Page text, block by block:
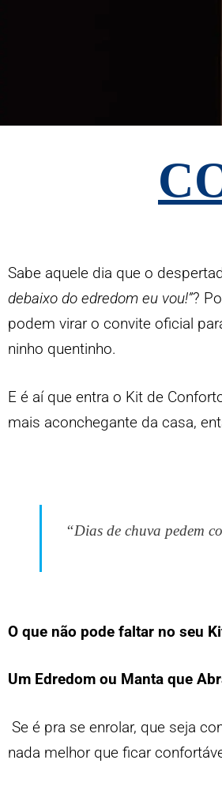
Sabe aquele dia que o
debaixo do edredom eu vou!”?
podem virar o convite oficial
ninho quentinho.
E é aí que entra o Kit de
mais aconchegante da casa,
“Dias de chuva pedem
O que não pode faltar no seu
Um Edredom ou Manta que
Se é pra se enrolar, que seja
nada melhor que ficar